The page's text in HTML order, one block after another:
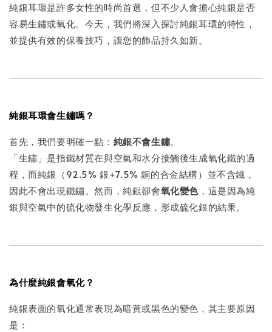
純銀耳環是許多女性的時尚首選，但不少人會擔心純銀是否
容易生鏽或氧化。今天，我們將深入探討純銀耳環的特性，
並提供有效的保養技巧，讓您的飾品持久如新。
純銀耳環會生鏽嗎？
首先，我們要明確一點： 純銀不會生鏽。
「生鏽」是指鐵材質在與空氣和水分接觸後生成氧化鐵的過
程，而純銀（92.5% 銀+7.5% 銅的合金結構）並不含鐵，
因此不會出現鐵鏽。然而，純銀卻會氧化變色 ，這是因為純
銀與空氣中的硫化物發生化學反應，形成硫化銀的結果。
為什麼純銀會氧化？
純銀表面的氧化通常表現為暗黃或黑色的變色，其主要原因
是：